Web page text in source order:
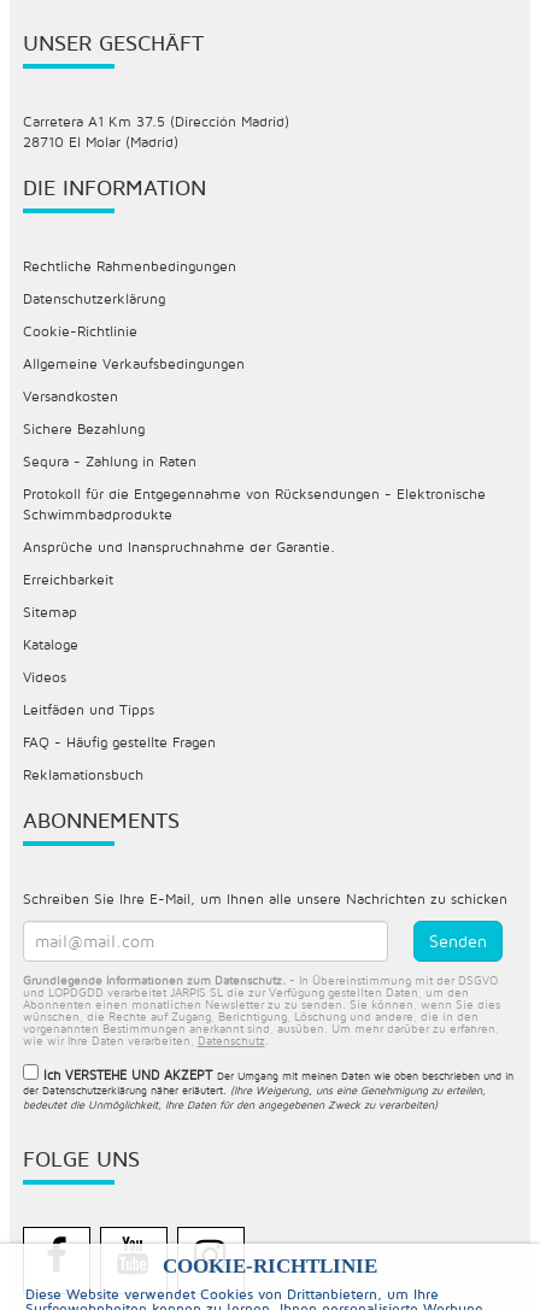
COOKIE-RICHTLINIE
Diese Website verwendet Cookies von Drittanbietern, um Ihre
UNSER GESCHÄFT
Carretera A1 Km 37.5 (Dirección Madrid)
28710 El Molar (Madrid)
DIE INFORMATION
Rechtliche Rahmenbedingungen
Datenschutzerklärung
Cookie-Richtlinie
Allgemeine Verkaufsbedingungen
Versandkosten
Sichere Bezahlung
Sequra - Zahlung in Raten
Protokoll für die Entgegennahme von Rücksendungen - Elektronische
Schwimmbadprodukte
Ansprüche und Inanspruchnahme der Garantie.
Erreichbarkeit
Sitemap
Kataloge
Videos
Leitfäden und Tipps
FAQ - Häufig gestellte Fragen
Reklamationsbuch
ABONNEMENTS
Schreiben Sie Ihre E-Mail, um Ihnen alle unsere Nachrichten zu schicken
Grundlegende Informationen zum Datenschutz. - In Übereinstimmung mit der DSGVO
und LOPDGDD verarbeitet JARPIS SL die zur Verfügung gestellten Daten, um den
Abonnenten einen monatlichen Newsletter zu zu senden. Sie können, wenn Sie dies
wünschen, die Rechte auf Zugang, Berichtigung, Löschung und andere, die in den
vorgenannten Bestimmungen anerkannt sind, ausüben. Um mehr darüber zu erfahren,
wie wir Ihre Daten verarbeiten,
Datenschutz
Ich VERSTEHE UND AKZEPT Der Umgang mit meinen Daten wie oben beschrieben und in
der Datenschutzerklärung näher erläutert.
(Ihre Weigerung, uns eine Genehmigung zu erteilen,
bedeutet die Unmöglichkeit, Ihre Daten für den angegebenen Zweck zu verarbeiten)
FOLGE UNS